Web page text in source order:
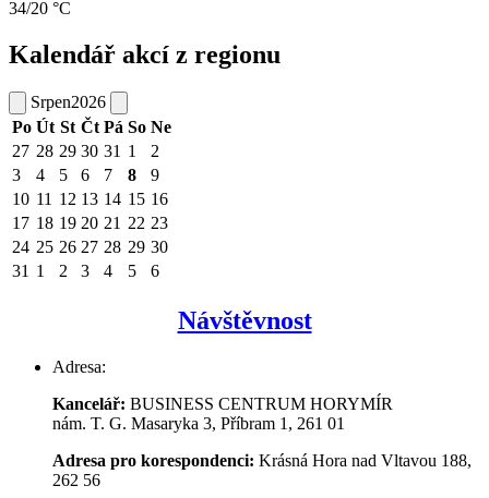
34/20 °C
Kalendář akcí z regionu
Srpen2026
Po Út St Čt Pá So Ne
27 28 29 30 31 1
2
3
4 5 6 7 8
9
10 11 12 13 14 15 16
17 18 19 20 21 22 23
24 25 26 27 28 29 30
31 1 2 3 4 5 6
Návštěvnost
Adresa:
Kancelář: BUSINESS CENTRUM HORYMÍR
nám. T. G. Masaryka 3, Příbram 1, 261 01
Adresa pro korespondenci: Krásná Hora nad Vltavou 188,
262 56